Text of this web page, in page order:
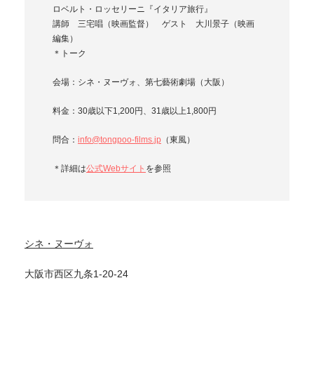
ロベルト・ロッセリーニ『イタリア旅行』
講師 三宅唱（映画監督） ゲスト 大川景子（映画
編集）
＊トーク
会場：シネ・ヌーヴォ、第七藝術劇場（大阪）
料金：30歳以下1,200円、31歳以上1,800円
問合： info@tongpoo-films.jp （東風）
＊詳細は公式Webサイト を参照
シネ・ヌーヴォ
大阪市西区九条1-20-24